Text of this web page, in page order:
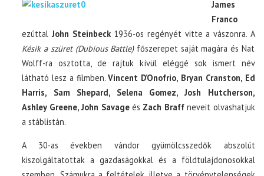
James
Franco
ezúttal John Steinbeck1936-os regényét vitte a vászonra. A
Késik a szüret (Dubious Battle)főszerepet saját magára és Nat
Wolff-ra osztotta, de rajtuk kívül eléggé sok ismert név
látható lesz a filmben.Vincent D’Onofrio, Bryan Cranston, Ed
Harris, Sam Shepard, Selena Gomez, Josh Hutcherson,
Ashley Greene, John Savageés Zach Braffneveit olvashatjuk
a stáblistán.
A 30-as években vándor gyümölcsszedők abszolút
kiszolgáltatottak a gazdaságokkal és a földtulajdonosokkal